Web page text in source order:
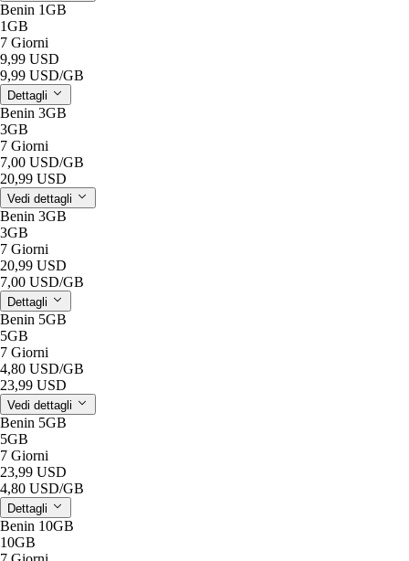
Benin 1GB
1GB
7 Giorni
9,99 USD
9,99 USD/GB
Dettagli
Benin 3GB
3GB
7 Giorni
7,00 USD/GB
20,99 USD
Vedi dettagli
Benin 3GB
3GB
7 Giorni
20,99 USD
7,00 USD/GB
Dettagli
Benin 5GB
5GB
7 Giorni
4,80 USD/GB
23,99 USD
Vedi dettagli
Benin 5GB
5GB
7 Giorni
23,99 USD
4,80 USD/GB
Dettagli
Benin 10GB
10GB